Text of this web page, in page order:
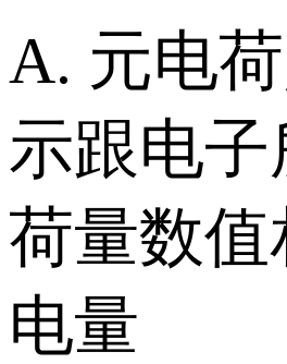
A. 元电
示跟电
荷量数值
电量